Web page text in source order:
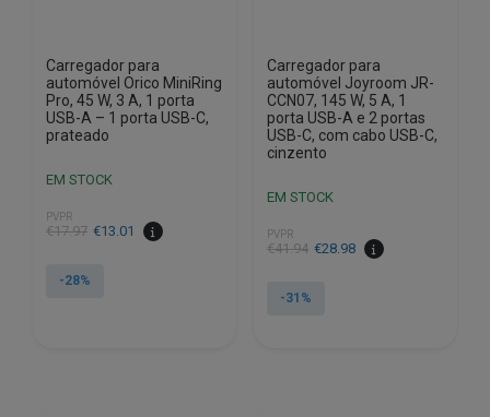
Carregador para
automóvel Orico MiniRing
Pro, 45 W, 3 A, 1 porta
USB-A – 1 porta USB-C,
prateado
EM STOCK
PVPR
€17.97
O
original
€13.01
O
atual
-28%
Carregador para
automóvel Joyroom JR-
CCN07, 145 W, 5 A, 1
porta USB-A e 2 portas
USB-C, com cabo USB-C,
cinzento
EM STOCK
PVPR
€41.94
O
original
€28.98
O
atual
-31%